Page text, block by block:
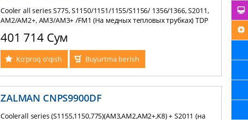
Cooler all series S775, S1150/1151/1155/S1156/ 1356/1366, S2011,
AM2/AM2+, AM3/AM3+ /FM1 (На медных тепловых трубках) TDP
401 714 Сум
Ko'proq o'qish Buyurtma berish
ZALMAN CNPS9900DF
Coolerall series (S1155,1150,775)(AM3,AM2,AM2+,K8) + S2011 (на